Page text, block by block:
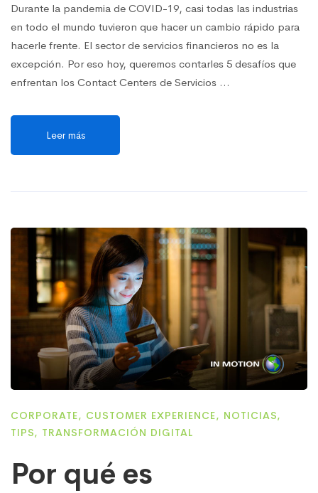
Durante la pandemia de COVID-19, casi todas las industrias
en todo el mundo tuvieron que hacer un cambio rápido para
hacerle frente. El sector de servicios financieros no es la
excepción. Por eso hoy, queremos contarles 5 desafíos que
enfrentan los Contact Centers de Servicios …
Leer más
CORPORATE, CUSTOMER EXPERIENCE, NOTICIAS,
TIPS, TRANSFORMACIÓN DIGITAL
Por qué es